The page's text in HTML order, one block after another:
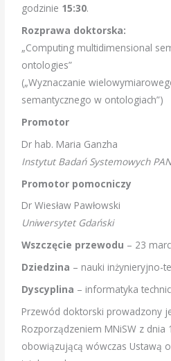
godzinie 15:30.
Rozprawa doktorska:
„Computing multidimensional
ontologies”
(„Wyznaczanie
semantycznego w ontologiach”)
Promotor
Dr hab. Maria Ganzha
Instytut Badań Systemowych
Promotor pomocniczy
Dr Wiesław Pawłowski
Uniwersytet Gdański
Wszczęcie przewodu – 23
Dziedzina – nauki inżynieryjno-
Dyscyplina – informatyka
Przewód doktorski prowadzony
Rozporządzeniem MNiSW z dnia
obowiązującą wówczas Ustawą